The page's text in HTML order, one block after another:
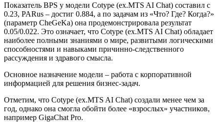
Показатель BPS у модели Сotype (ex.MTS AI Chat) составил с
0.23, PARus – достиг 0.884, а по задачам из «Что? Где? Когда?»
(параметр CheGeKa) она продемонстрировала результат
0.05/0.022. Это означает, что Сotype (ex.MTS AI Chat) обладает
наиболее полными знаниями о мире, развитыми логическими
способностями и навыками причинно-следственного
рассуждения и здравого смысла.
Основное назначение модели – работа с корпоративной
информацией для решения бизнес-задач.
Отметим, что Сotype (ex.MTS AI Chat) создали менее чем за
год, однако она смогла обойти более «взрослых» участников,
например GigaChat Pro.